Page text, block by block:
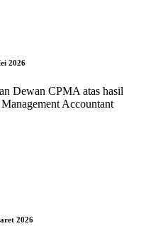
2026
Dewan CPMA atas hasil
Accountant
2026